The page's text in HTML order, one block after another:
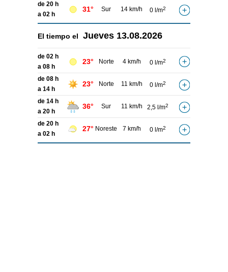
de 20 h
a 02 h
31° Sur 14 km/h 0 l/m2
El tiempo el Jueves 13.08.2026
de 02 h
a 08 h
23° Norte 4 km/h 0 l/m2
de 08 h
a 14 h
23° Norte 11 km/h 0 l/m2
de 14 h
a 20 h
36° Sur 11 km/h 2,5 l/m2
de 20 h
a 02 h
27° Noreste 7 km/h 0 l/m2